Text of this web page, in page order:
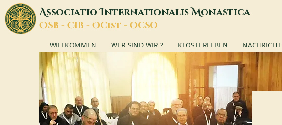
AssociatioInternationalisMonastica
OSB - CIB - OCist - OCSO
WILLKOMMEN WER SIND WIR ? KLOSTERLEBEN NACHRICHT